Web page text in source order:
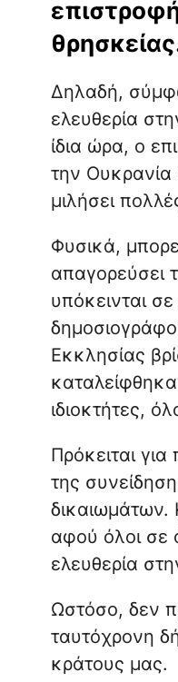
Δηλαδή,
ελευθερία
ίδια ώρα, ο
την Ουκρανία
μιλήσει
Φυσικά,
απαγορεύσει
υπόκεινται
Εκκλησίας
ιδιοκτήτες,
Πρόκειται
της
δικαιωμάτων.
αφού όλοι σε
ελευθερία
Ωστόσο, δεν
ταυτόχρονη
κράτους μας.